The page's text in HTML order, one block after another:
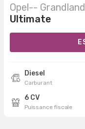
Opel--
Ultimate
Diesel
Carburant
6 CV
Puissance fiscale